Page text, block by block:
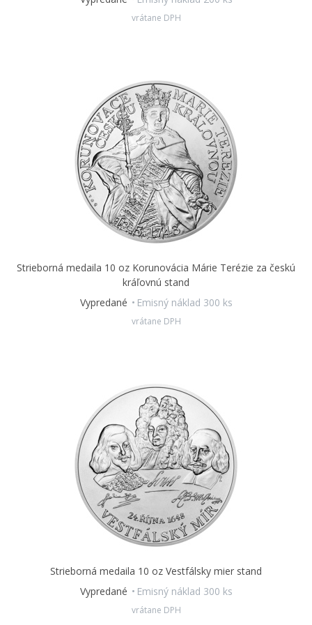
Napoleon Bonaparte, Alexander I.
Kompozíciu dotvára vavrínový veniec
AUSTERLITZ.
Veľkú udalosť pripomína veľká medaila – hmotnosť striebornej
desať trojských uncí.
vrátane DPH
Strieborná medaila 10 oz Korunovácia Márie Terézie za českú
kráľovnú stand
Vypredané
Emisný náklad 300 ks
vrátane DPH
Strieborná medaila 10 oz Vestfálsky mier stand
Vypredané
Emisný náklad 300 ks
vrátane DPH